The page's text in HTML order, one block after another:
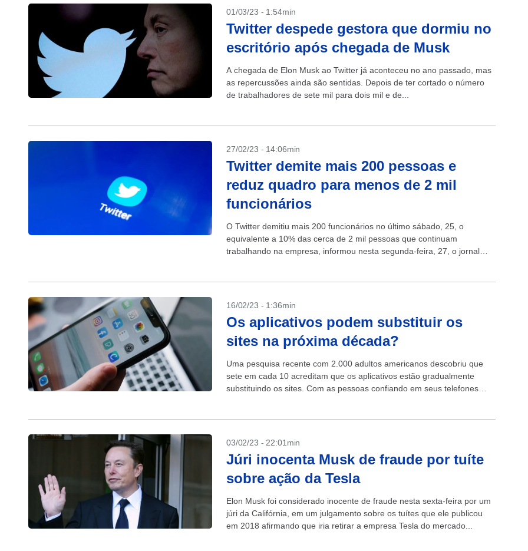
01/03/23 - 1:54min
Twitter despede gestora que dormiu no
escritório após chegada de Musk
A chegada de Elon Musk ao Twitter já aconteceu no ano passado, mas
as repercussões ainda são sentidas. Depois de ter cortado o número
de trabalhadores de sete mil para dois mil e de...
27/02/23 - 14:06min
Twitter demite mais 200 pessoas e
reduz quadro para menos de 2 mil
funcionários
O Twitter demitiu mais 200 funcionários no último sábado, 25, o
equivalente a 10% das cerca de 2 mil pessoas que continuam
trabalhando na empresa, informou nesta segunda-feira, 27, o jornal
16/02/23 - 1:36min
Os aplicativos podem substituir os
sites na próxima década?
Uma pesquisa recente com 2.000 adultos americanos descobriu que
sete em cada 10 acreditam que os aplicativos estão gradualmente
substituindo os sites. Com as pessoas confiando em seus telefones
03/02/23 - 22:01min
Júri inocenta Musk de fraude por tuíte
sobre ação da Tesla
Elon Musk foi considerado inocente de fraude nesta sexta-feira por um
júri da Califórnia, em um julgamento sobre os tuítes que ele publicou
em 2018 afirmando que iria retirar a empresa Tesla do mercado...